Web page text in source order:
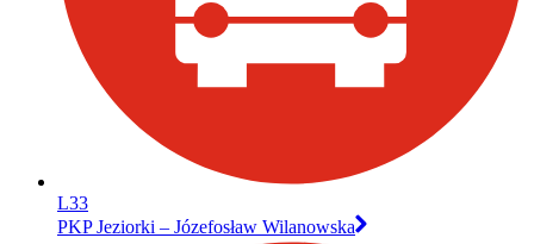
L33
PKP Jeziorki – Józefosław Wilanowska